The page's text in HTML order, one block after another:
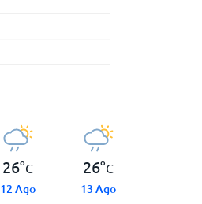
26°C
12 Ago
26°C
13 Ago